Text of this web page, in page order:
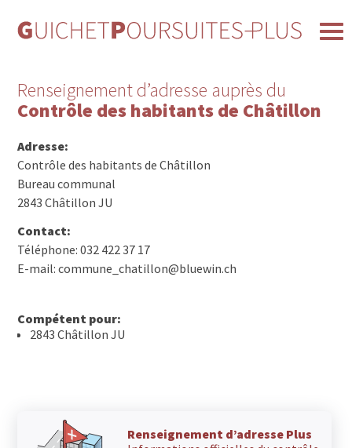
Renseignement d’adresse auprès du
Contrôle des habitants de Châtillon
Adresse:
Contrôle des habitants de Châtillon
Bureau communal
2843 Châtillon JU
Contact:
Téléphone: 032 422 37 17
E-mail: commune_chatillon@bluewin.ch
Compétent pour:
2843 Châtillon JU
Renseignement d’adresse Plus